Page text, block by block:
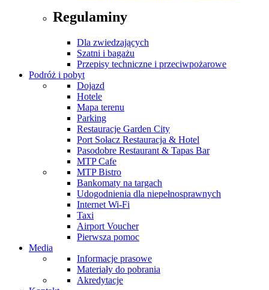
Regulaminy
Dla zwiedzających
Szatni i bagażu
Przepisy techniczne i przeciwpożarowe
Podróż i pobyt
Dojazd
Hotele
Mapa terenu
Parking
Restauracje Garden City
Port Sołacz Restauracja & Hotel
Pasodobre Restaurant & Tapas Bar
MTP Cafe
MTP Bistro
Bankomaty na targach
Udogodnienia dla niepełnosprawnych
Internet Wi-Fi
Taxi
Airport Voucher
Pierwsza pomoc
Media
Informacje prasowe
Materiały do pobrania
Akredytacje